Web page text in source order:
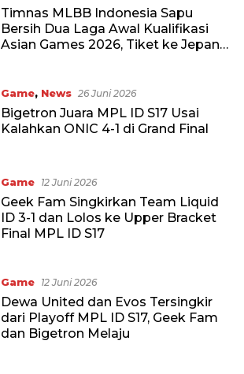
Timnas MLBB Indonesia Sapu
Bersih Dua Laga Awal Kualifikasi
Asian Games 2026, Tiket ke Jepang
Game, News 26 Juni 2026
Bigetron Juara MPL ID S17 Usai
Kalahkan ONIC 4-1 di Grand Final
Game 12 Juni 2026
Geek Fam Singkirkan Team Liquid
ID 3-1 dan Lolos ke Upper Bracket
Final MPL ID S17
Game 12 Juni 2026
Dewa United dan Evos Tersingkir
dari Playoff MPL ID S17, Geek Fam
dan Bigetron Melaju